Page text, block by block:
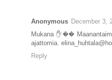
Anonymous December 3,
Mukana ✋��
ajattomia.
Reply